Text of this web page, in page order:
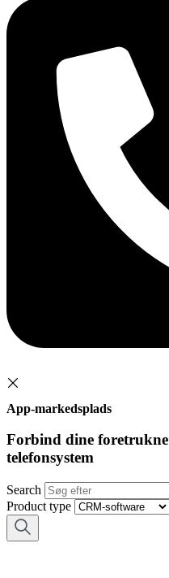
App-markedsplads
Forbind dine
telefonsystem
Search
Product type